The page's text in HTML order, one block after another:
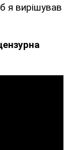
я вирішував